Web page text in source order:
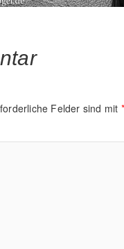
Felder sind mit *